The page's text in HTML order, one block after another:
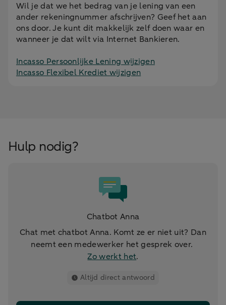
Wil je dat we het bedrag van je lening van een
ander rekeningnummer afschrijven? Geef het aan
ons door. Je kunt dit makkelijk zelf doen waar en
wanneer je dat wilt via Internet Bankieren.
Incasso Persoonlijke Lening wijzigen
Incasso Flexibel Krediet wijzigen
Hulp nodig?
Chatbot Anna
Chat met chatbot Anna. Komt ze er niet uit? Dan
neemt een medewerker het gesprek over.
Zo werkt het.
Altijd direct antwoord